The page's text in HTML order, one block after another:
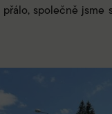
společně